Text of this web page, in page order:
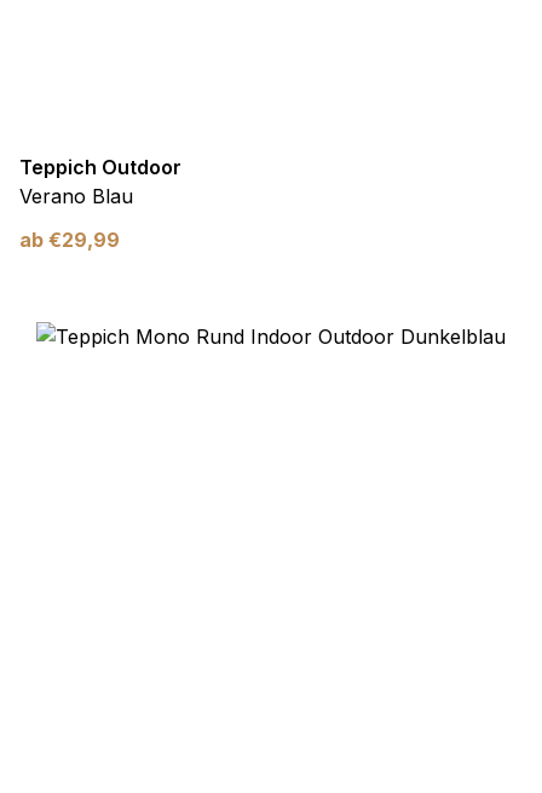
Teppich Outdoor
Verano Blau
ab €29,99